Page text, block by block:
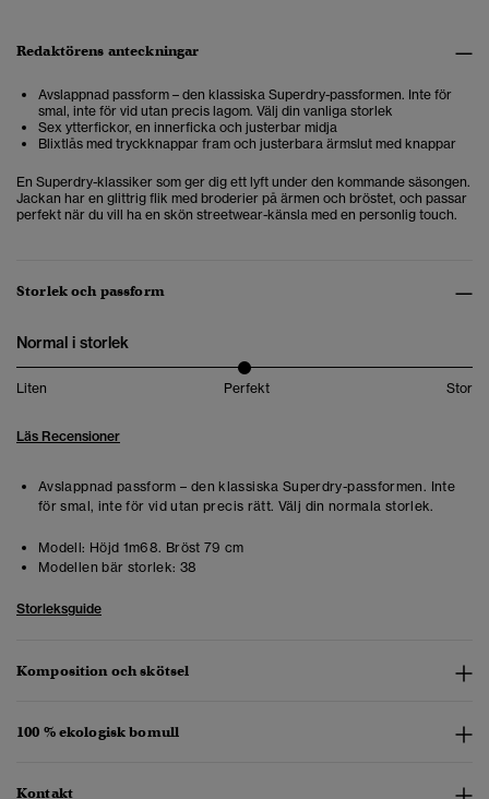
Redaktörens anteckningar
Avslappnad passform – den klassiska Superdry-passformen. Inte för
smal, inte för vid utan precis lagom. Välj din vanliga storlek
Sex ytterfickor, en innerficka och justerbar midja
Blixtlås med tryckknappar fram och justerbara ärmslut med knappar
En Superdry-klassiker som ger dig ett lyft under den kommande säsongen.
Jackan har en glittrig flik med broderier på ärmen och bröstet, och passar
perfekt när du vill ha en skön streetwear-känsla med en personlig touch.
Storlek och passform
Normal i storlek
Liten Perfekt Stor
Läs Recensioner
Avslappnad passform – den klassiska Superdry-passformen. Inte
för smal, inte för vid utan precis rätt. Välj din normala storlek.
Modell: Höjd 1m68. Bröst 79 cm
Modellen bär storlek: 38
Storleksguide
Komposition och skötsel
100 % ekologisk bomull
Kontakt